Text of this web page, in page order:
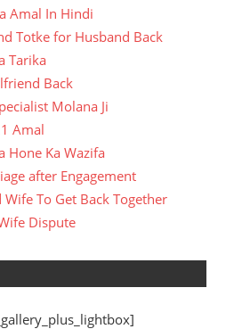
Amal In Hindi
Totke for Husband Back
Tarika
Back
Molana Ji
Amal
Hone Ka Wazifa
after Engagement
To Get Back Together
Dispute